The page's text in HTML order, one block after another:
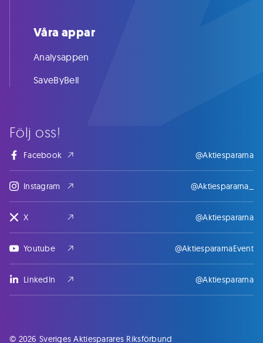
Följ oss!
Facebook @Aktiespararna
Instagram @Aktiespararna_
X @Aktiespararna
Youtube @AktiespararnaEvent
LinkedIn @Aktiespararna
Våra appar
Analysappen
SaveByBell
© 2026 Sveriges Aktiesparares Riksförbund